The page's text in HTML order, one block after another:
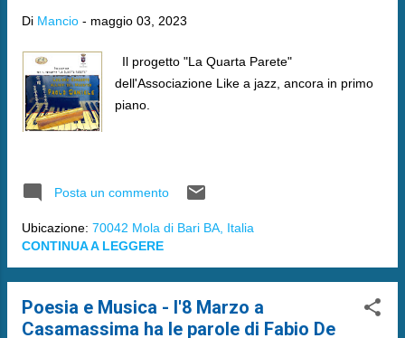
Di Mancio - maggio 03, 2023
Il progetto "La Quarta Parete"
dell'Associazione Like a jazz, ancora in primo
piano.
Posta un commento
Ubicazione: 70042 Mola di Bari BA, Italia
CONTINUA A LEGGERE
Poesia e Musica - l'8 Marzo a
Casamassima ha le parole di Fabio De